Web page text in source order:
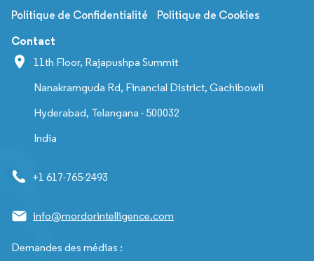
Politique de Confidentialité Politique de Cookies
Contact
11th Floor, Rajapushpa Summit
Nanakramguda Rd, Financial District, Gachibowli
Hyderabad, Telangana - 500032
India
+1 617-765-2493
info@mordorintelligence.com
Demandes des médias :